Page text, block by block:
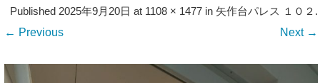
Published2025年9月20日 at 1108 × 1477 in 矢作台パレス １０２ .
← Previous Next →